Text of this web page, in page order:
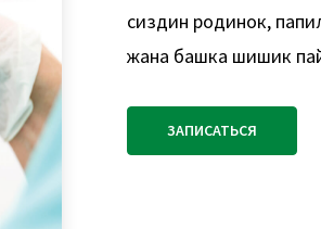
сиздин родинок,
жана башка шишик
ЗАПИСАТЬСЯ